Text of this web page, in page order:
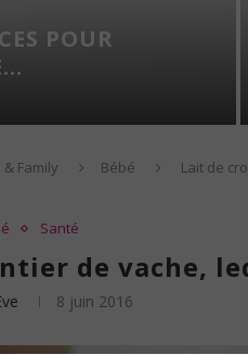
POUR
& Family Bébé Lait de
Santé
de vache,
8 juin 2016